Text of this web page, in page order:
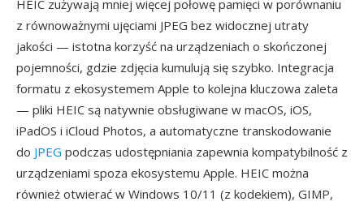
HEIC zużywają mniej więcej połowę pamięci w porównaniu
z równoważnymi ujęciami JPEG bez widocznej utraty
jakości — istotna korzyść na urządzeniach o skończonej
pojemności, gdzie zdjęcia kumulują się szybko. Integracja
formatu z ekosystemem Apple to kolejna kluczowa zaleta
— pliki HEIC są natywnie obsługiwane w macOS, iOS,
iPadOS i iCloud Photos, a automatyczne transkodowanie
do JPEG podczas udostępniania zapewnia kompatybilność z
urządzeniami spoza ekosystemu Apple. HEIC można
również otwierać w Windows 10/11 (z kodekiem), GIMP,